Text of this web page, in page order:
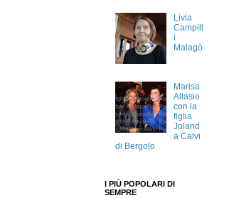
Livia
Campill
i
Malagò
Marisa
Allasio
con la
figlia
Joland
a Calvi
di Bergolo
I PIÙ POPOLARI DI
SEMPRE